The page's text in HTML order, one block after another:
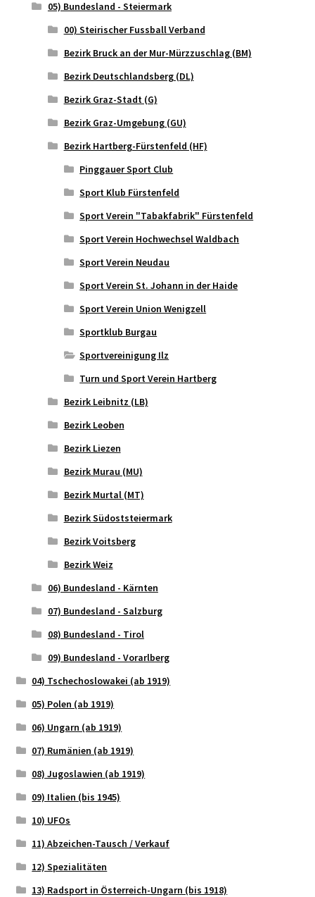
05) Bundesland - Steiermark
00) Steirischer Fussball Verband
Bezirk Bruck an der Mur-Mürzzuschlag (BM)
Bezirk Deutschlandsberg (DL)
Bezirk Graz-Stadt (G)
Bezirk Graz-Umgebung (GU)
Bezirk Hartberg-Fürstenfeld (HF)
Pinggauer Sport Club
Sport Klub Fürstenfeld
Sport Verein "Tabakfabrik" Fürstenfeld
Sport Verein Hochwechsel Waldbach
Sport Verein Neudau
Sport Verein St. Johann in der Haide
Sport Verein Union Wenigzell
Sportklub Burgau
Sportvereinigung Ilz
Turn und Sport Verein Hartberg
Bezirk Leibnitz (LB)
Bezirk Leoben
Bezirk Liezen
Bezirk Murau (MU)
Bezirk Murtal (MT)
Bezirk Südoststeiermark
Bezirk Voitsberg
Bezirk Weiz
06) Bundesland - Kärnten
07) Bundesland - Salzburg
08) Bundesland - Tirol
09) Bundesland - Vorarlberg
04) Tschechoslowakei (ab 1919)
05) Polen (ab 1919)
06) Ungarn (ab 1919)
07) Rumänien (ab 1919)
08) Jugoslawien (ab 1919)
09) Italien (bis 1945)
10) UFOs
11) Abzeichen-Tausch / Verkauf
12) Spezialitäten
13) Radsport in Österreich-Ungarn (bis 1918)